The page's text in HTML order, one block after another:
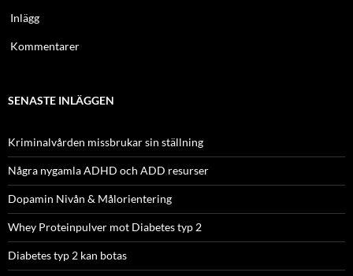
Inlägg
Kommentarer
SENASTE INLÄGGEN
Kriminalvården missbrukar sin ställning
Några nygamla ADHD och ADD resurser
Dopamin Nivån & Målorientering
Whey Proteinpulver mot Diabetes typ 2
Diabetes typ 2 kan botas